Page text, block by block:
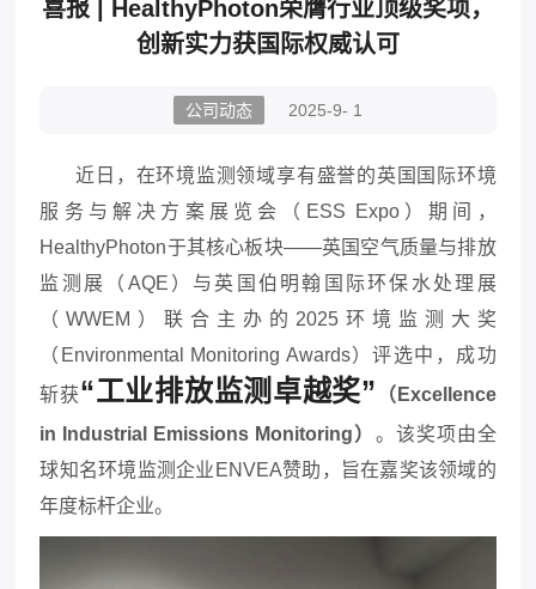
喜报 | HealthyPhoton荣膺行业顶级奖项，
创新实力获国际权威认可
公司动态 2025-9- 1
近日，在环境监测领域享有盛誉的英国国际环境
服务与解决方案展览会（ESS Expo）期间，
HealthyPhoton于其核心板块——英国空气质量与排放
监测展（AQE）与英国伯明翰国际环保水处理展
（WWEM）联合主办的2025环境监测大奖
（Environmental Monitoring Awards）评选中，成功
斩获“工业排放监测卓越奖” （Excellence
in Industrial Emissions Monitoring） 。该奖项由全
球知名环境监测企业ENVEA赞助，旨在嘉奖该领域的
年度标杆企业。